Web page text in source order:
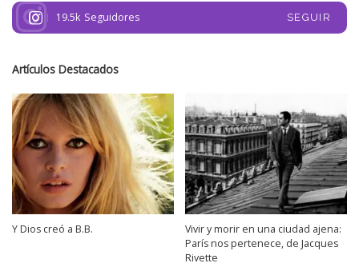
19.5k Seguidores SEGUIR
Artículos Destacados
Y Dios creó a B.B.
Vivir y morir en una ciudad ajena:
París nos pertenece, de Jacques
Rivette